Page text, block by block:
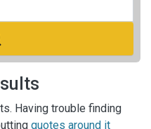
Having trouble finding
quotes around it